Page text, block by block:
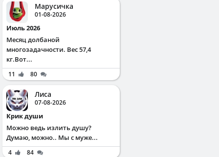
Марусичка
01-08-2026
Июль 2026
Месяц долбаной
многозадачности. Вес 57,4
кг.Вот...
11 80
Лиса
07-08-2026
Крик души
Можно ведь излить душу?
Думаю, можно.. Мы с муже...
4 84